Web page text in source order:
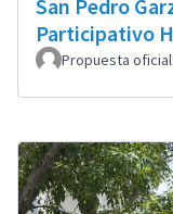
San Pedro
Participativo
Propuesta oficial